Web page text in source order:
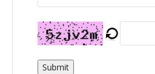
Submit